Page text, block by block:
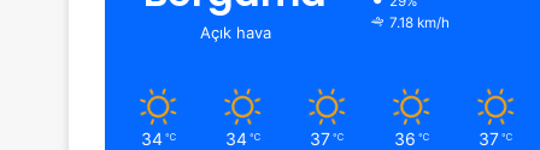
Açık hava
7.18 km/h
34 ℃ 34 ℃ 37 ℃ 36 ℃ 37 ℃